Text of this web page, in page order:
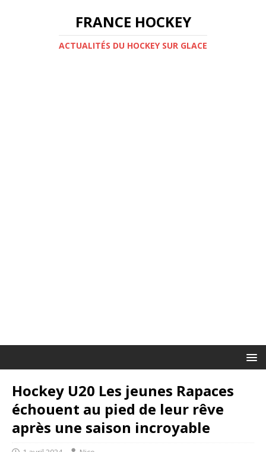
FRANCE HOCKEY
ACTUALITÉS DU HOCKEY SUR GLACE
Hockey U20 Les jeunes Rapaces
échouent au pied de leur rêve
après une saison incroyable